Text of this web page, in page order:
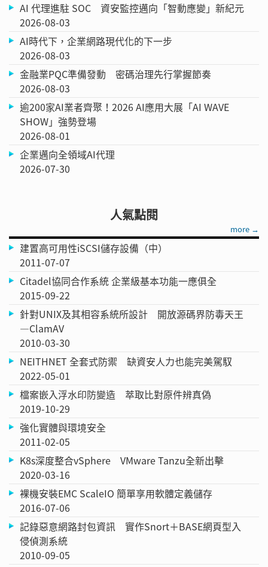
AI 代理進駐 SOC 資安監控邁向「智動應變」新紀元
2026-08-03
AI時代下，企業網路現代化的下一步
2026-08-03
金融業PQC準備發動 密碼治理先行掌握節奏
2026-08-03
逾200家AI業者齊聚！2026 AI應用大展「AI WAVE
SHOW」強勢登場
2026-08-01
企業邁向全領域AI代理
2026-07-30
人氣點閱
more →
建置高可用性iSCSI儲存設備（中）
2011-07-07
Citadel協同合作系統 企業級基本功能一應俱全
2015-09-22
針對UNIX及其相容系統所設計 開放源碼界防毒天王
—ClamAV
2010-03-30
NEITHNET 全套式防禦 缺資安人力也能完美駕馭
2022-05-01
檔案嵌入浮水印防變造 萃取比對原件辨真偽
2019-10-29
強化實體與環境安全
2011-02-05
K8s深度整合vSphere VMware Tanzu全新出擊
2020-03-16
裸機安裝EMC ScaleIO 簡單享用軟體定義儲存
2016-07-06
記錄惡意網路封包資訊 實作Snort＋BASE網頁型入
侵偵測系統
2010-09-05